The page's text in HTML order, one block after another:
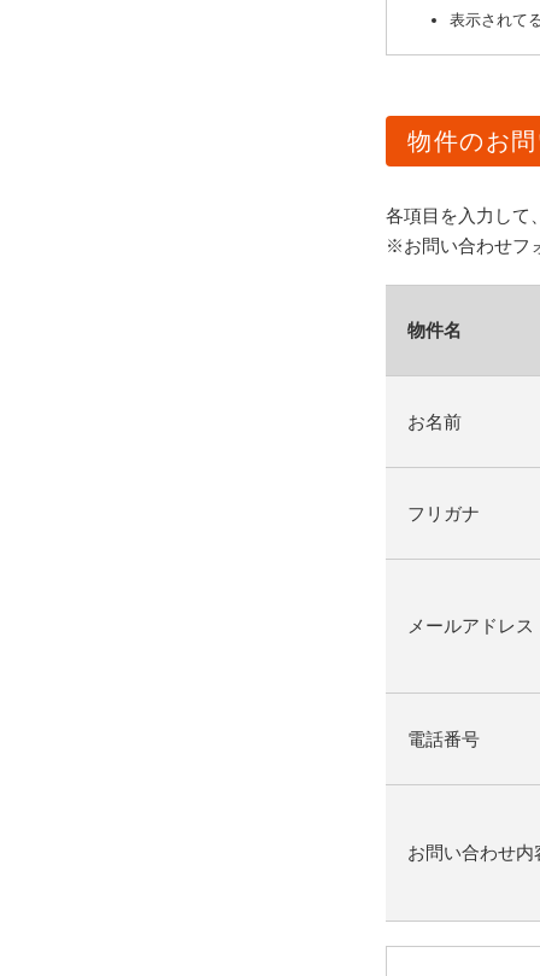
表示されて
物件のお
各項目を入力して
※お問い合わせフ
物件名
お名前
フリガナ
メールアドレス
電話番号
お問い合わせ内